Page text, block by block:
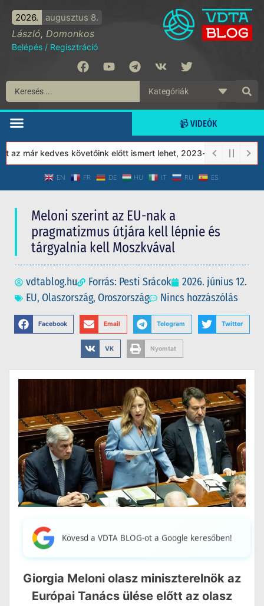
2026. augusztus 8.
László, Domonkos
Belépés / Regisztráció
📹 VIDEÓK
kedves követőink előtt ismert lehet, 2023-tól a Védett
EN FR DE HU IT RU ES
Meloni szerint az EU-nak a
pragmatizmus útjára kell lépnie és
tárgyalnia kell Moszkvával
vdtablog.hu Forrás: Pesti Srácok
2026. június 12.
EU, Olaszország, Oroszország Nincs hozzászólás
Facebook Email Telegram Twitter
VK Nyomtat
Kövesd a VDTA BLOG-ot a Google keresőben!
Giorgia Meloni olasz miniszterelnök az
Európai Tanács ülése előtt az olasz